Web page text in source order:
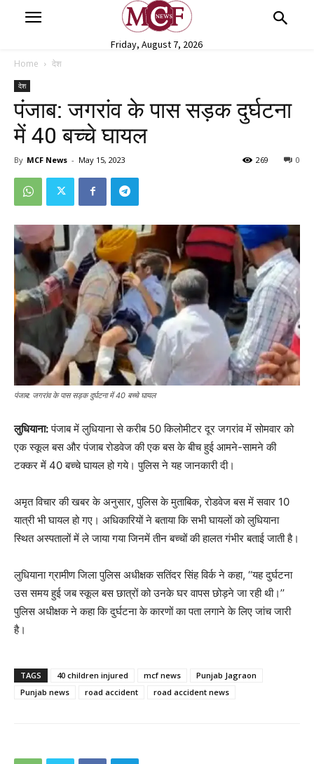
Friday, August 7, 2026
Home देश
देश
पंजाब: जगरांव के पास सड़क दुर्घटना
में 40 बच्चे घायल
By MCF News - May 15, 2023 0
269
पंजाब: जगरांव के पास सड़क दुर्घटना में 40 बच्चे घायल
लुधियाना:पंजाब में लुधियाना से करीब 50 किलोमीटर दूर जगरांव में सोमवार को
एक स्कूल बस और पंजाब रोडवेज की एक बस के बीच हुई आमने-सामने की
टक्कर में 40 बच्चे घायल हो गये। पुलिस ने यह जानकारी दी।
अमृत विचार की खबर के अनुसार, पुलिस के मुताबिक, रोडवेज बस में सवार 10
यात्री भी घायल हो गए। अधिकारियों ने बताया कि सभी घायलों को लुधियाना
स्थित अस्पतालों में ले जाया गया जिनमें तीन बच्चों की हालत गंभीर बताई जाती है।
लुधियाना ग्रामीण जिला पुलिस अधीक्षक सतिंदर सिंह विर्क ने कहा, ‘‘यह दुर्घटना
उस समय हुई जब स्कूल बस छात्रों को उनके घर वापस छोड़ने जा रही थी।’’
पुलिस अधीक्षक ने कहा कि दुर्घटना के कारणों का पता लगाने के लिए जांच जारी
है।
TAGS 40 children injured mcf news
Punjab Jagraon
Punjab news
road accident road accident news